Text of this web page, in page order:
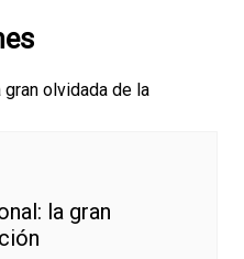
la gran